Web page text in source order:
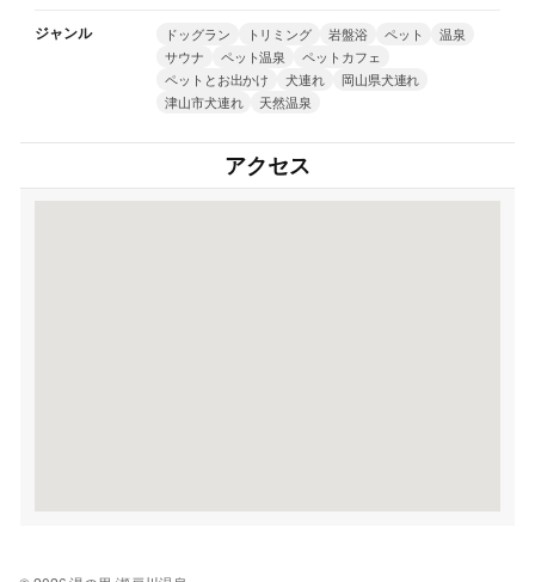
ジャンル ドッグラン トリミング 岩盤浴 ペット
温泉
サウナ
ペット温泉
ペットカフェ
ペットとお出かけ
犬連れ
岡山県犬連れ
津山市犬連れ
天然温泉
アクセス